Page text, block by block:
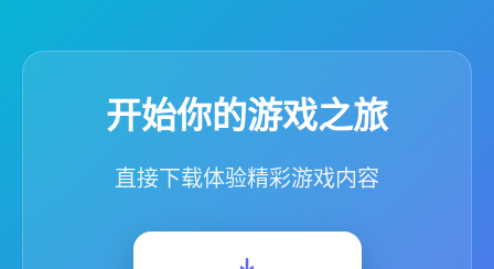
开始你的游戏之旅
直接下载体验精彩游戏内容